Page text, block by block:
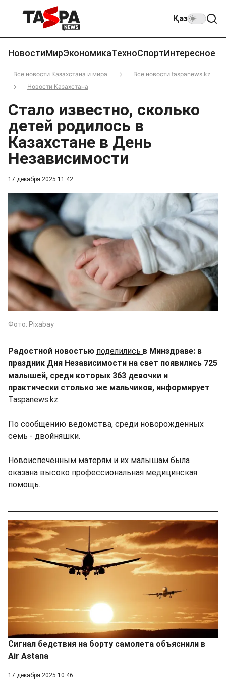
Қаз
НовостиМирЭкономикаТехноСпортИнтересное
Все новости Казахстана и мира
Все новости taspanews.kz
Новости Казахстана
17 декабря 2025 11:42
Стало известно, сколько
детей родилось в
Казахстане в День
Независимости
Фото: Pixabay
Радостной новостью поделились в Минздраве: в
праздник Дня Независимости на свет появились 725
малышей, среди которых 363 девочки и
практически столько же мальчиков, информирует
Taspanews.kz.
По сообщению ведомства, среди новорожденных
семь - двойняшки.
Новоиспеченным матерям и их малышам была
оказана высоко профессиональная медицинская
помощь.
Сигнал бедствия на борту самолета объяснили в
Air Astana
17 декабря 2025 10:46